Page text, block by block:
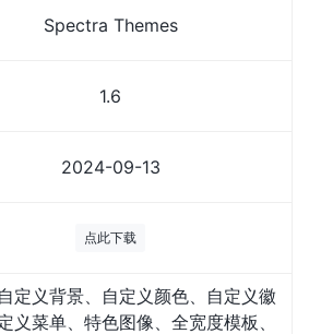
Spectra Themes
1.6
2024-09-13
点此下载
定义背景、自定义颜色、自定义徽
义菜单、特色图像、全宽度模板、